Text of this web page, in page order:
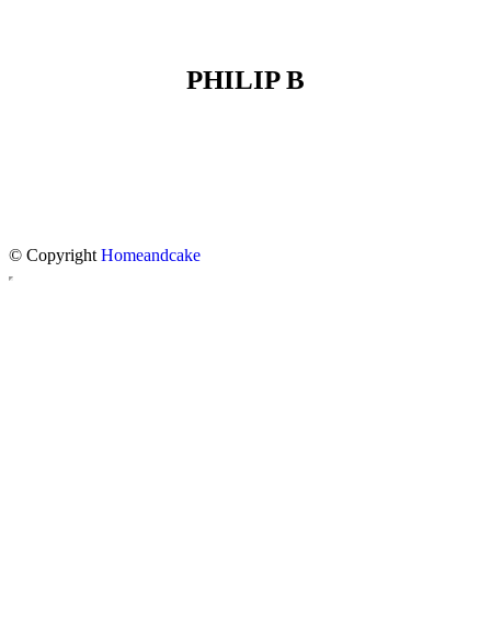
PHILIP B
© Copyright Homeandcake